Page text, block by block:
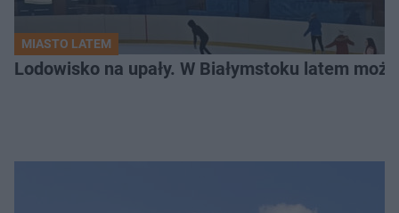
MIASTO LATEM
Lodowisko na upały. W Białymstoku latem